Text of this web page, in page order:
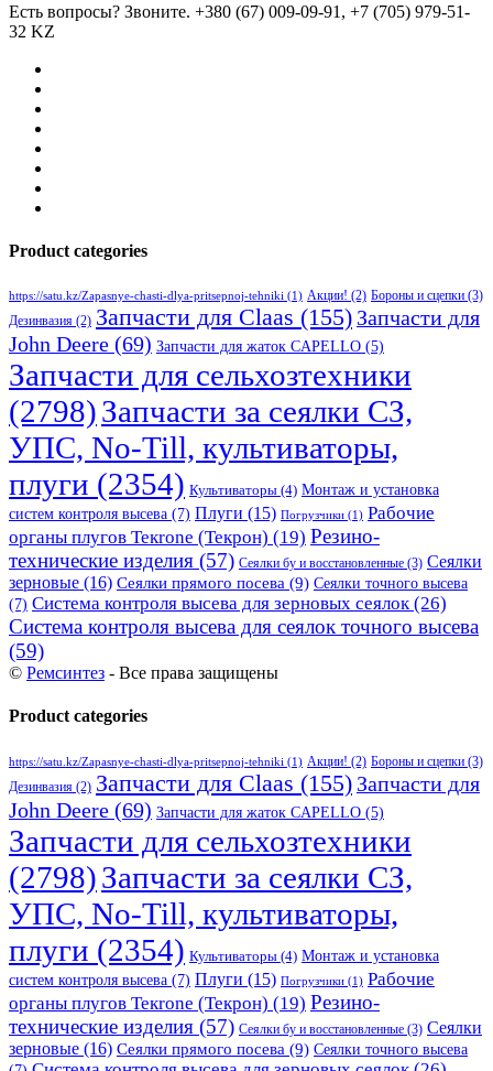
Есть вопросы? Звоните. +380 (67) 009-09-91, +7 (705) 979-51-
32 KZ
Product categories
https://satu.kz/Zapasnye-chasti-dlya-pritsepnoj-tehniki (1) Акции! (2) Бороны и сцепки (3)
Дезинвазия (2) Запчасти для Claas (155) Запчасти для
John Deere (69) Запчасти для жаток CAPELLO (5)
Запчасти для сельхозтехники
(2798)Запчасти за сеялки СЗ,
УПС, No-Till, культиваторы,
плуги (2354) Культиваторы (4) Монтаж и установка
систем контроля высева (7) Плуги (15) Погрузчики (1) Рабочие
органы плугов Текrоne (Текрон) (19) Резино-
технические изделия (57) Сеялки бу и восстановленные (3) Сеялки
зерновые (16) Сеялки прямого посева (9) Сеялки точного высева
(7) Система контроля высева для зерновых сеялок(26)
Система контроля высева для сеялок точного высева
(59)
© Ремсинтез - Все права защищены
Product categories
https://satu.kz/Zapasnye-chasti-dlya-pritsepnoj-tehniki (1) Акции! (2) Бороны и сцепки (3)
Дезинвазия (2) Запчасти для Claas (155) Запчасти для
John Deere (69) Запчасти для жаток CAPELLO (5)
Запчасти для сельхозтехники
(2798)Запчасти за сеялки СЗ,
УПС, No-Till, культиваторы,
плуги (2354) Культиваторы (4) Монтаж и установка
систем контроля высева (7) Плуги (15) Погрузчики (1) Рабочие
органы плугов Текrоne (Текрон) (19) Резино-
технические изделия (57) Сеялки бу и восстановленные (3) Сеялки
зерновые (16) Сеялки прямого посева (9) Сеялки точного высева